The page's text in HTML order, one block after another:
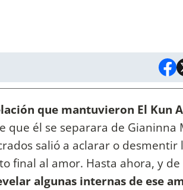
que mantuvieron El Kun
que él se separara de Gianinna
salió a aclarar o desmentir
final al amor. Hasta ahora, y de
algunas internas de ese